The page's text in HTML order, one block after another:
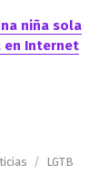
niña sola
en Internet
Etiquetas
LGTB